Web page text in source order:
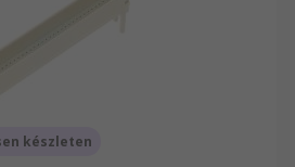
készleten